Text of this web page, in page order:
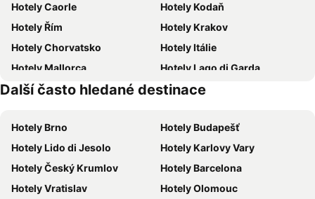
Hotely Caorle
Hotely Kodaň
Hotely Řím
Hotely Krakov
Hotely Chorvatsko
Hotely Itálie
Hotely Mallorca
Hotely Lago di Garda
Hotely Vysočina
Hotely Istrie
Další často hledané destinace
Hotely Brno
Hotely Budapešť
Hotely Lido di Jesolo
Hotely Karlovy Vary
Hotely Český Krumlov
Hotely Barcelona
Hotely Vratislav
Hotely Olomouc